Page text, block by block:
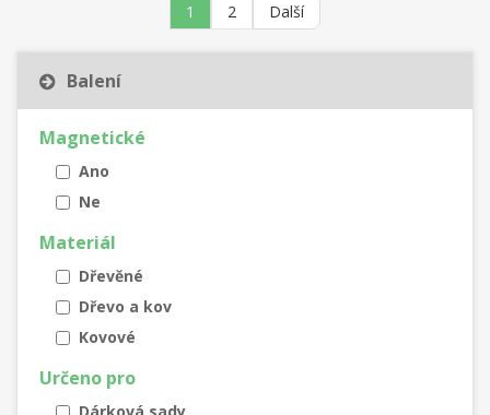
1 2 Další
Balení
Magnetické
Ano
Ne
Materiál
Dřevěné
Dřevo a kov
Kovové
Určeno pro